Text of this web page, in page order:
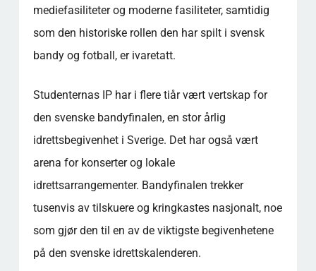
mediefasiliteter og moderne fasiliteter, samtidig
som den historiske rollen den har spilt i svensk
bandy og fotball, er ivaretatt.
Studenternas IP har i flere tiår vært vertskap for
den svenske bandyfinalen, en stor årlig
idrettsbegivenhet i Sverige. Det har også vært
arena for konserter og lokale
idrettsarrangementer. Bandyfinalen trekker
tusenvis av tilskuere og kringkastes nasjonalt, noe
som gjør den til en av de viktigste begivenhetene
på den svenske idrettskalenderen.